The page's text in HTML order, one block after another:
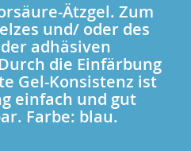
Ätzgel. Zum
und/ oder des
adhäsiven
die Einfärbung
Gel-Konsistenz ist
einfach und gut
Farbe: blau.